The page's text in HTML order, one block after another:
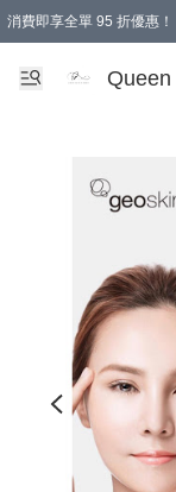
消費即享全單 95 折優惠！